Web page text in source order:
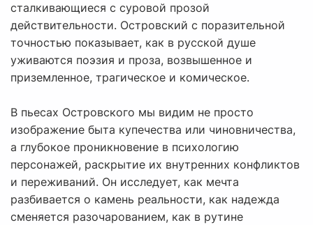
сталкивающиеся с суровой прозой
действительности. Островский с поразительной
точностью показывает, как в русской душе
уживаются поэзия и проза, возвышенное и
приземленное, трагическое и комическое.
В пьесах Островского мы видим не просто
изображение быта купечества или чиновничества,
а глубокое проникновение в психологию
персонажей, раскрытие их внутренних конфликтов
и переживаний. Он исследует, как мечта
разбивается о камень реальности, как надежда
сменяется разочарованием, как в рутине